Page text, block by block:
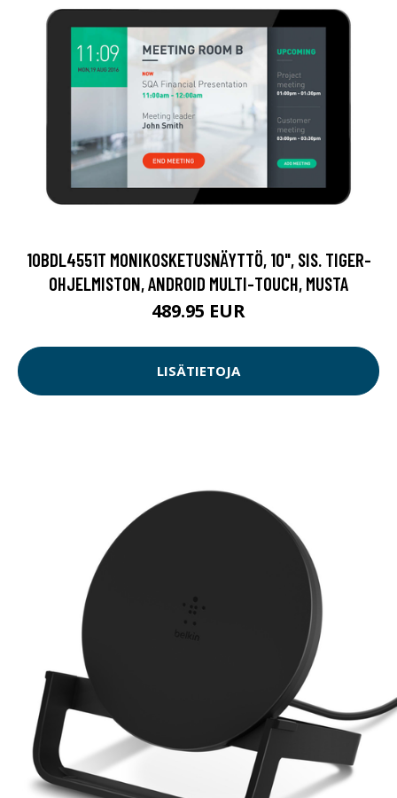
10BDL4551T MONIKOSKETUSNÄYTTÖ, 10", SIS. TIGER-
OHJELMISTON, ANDROID MULTI-TOUCH, MUSTA
489.95 EUR
LISÄTIETOJA